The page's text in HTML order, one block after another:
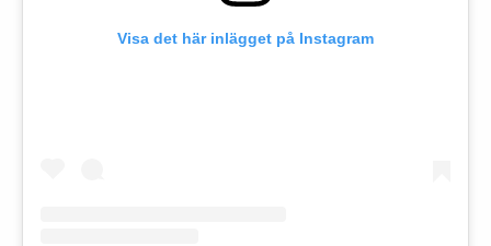
Visa det här inlägget på Instagram